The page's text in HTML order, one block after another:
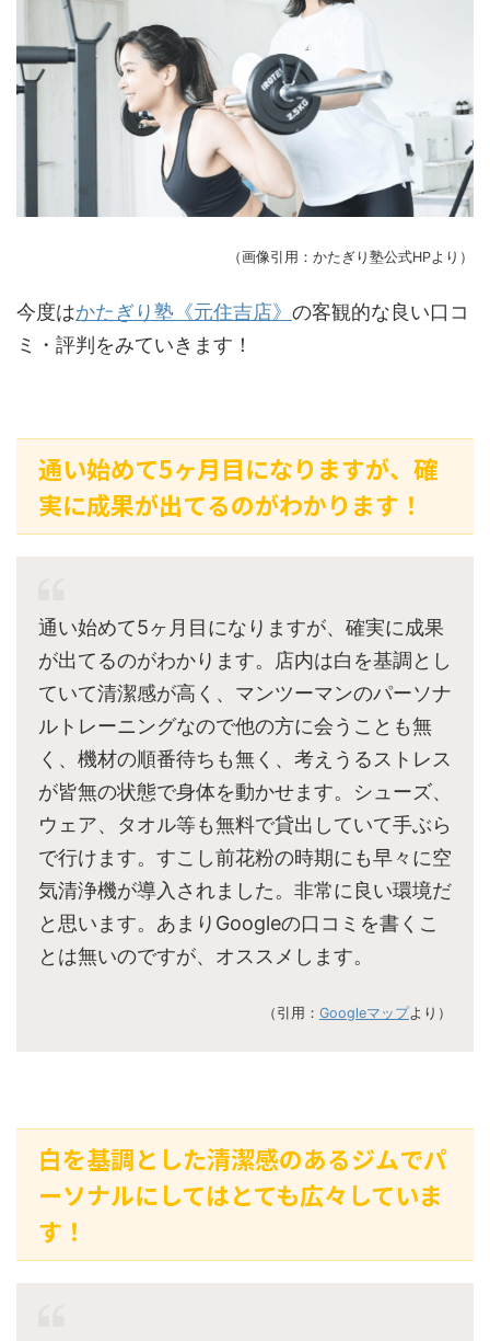
（画像引用：かたぎり塾公式HPより）
今度はかたぎり塾《元住吉店》 の客観的な良い口コ
ミ・評判をみていきます！
通い始めて5ヶ月目になりますが、確
実に成果が出てるのがわかります！
通い始めて5ヶ月目になりますが、確実に成果
が出てるのがわかります。店内は白を基調とし
ていて清潔感が高く、マンツーマンのパーソナ
ルトレーニングなので他の方に会うことも無
く、機材の順番待ちも無く、考えうるストレス
が皆無の状態で身体を動かせます。シューズ、
ウェア、タオル等も無料で貸出していて手ぶら
で行けます。すこし前花粉の時期にも早々に空
気清浄機が導入されました。非常に良い環境だ
と思います。あまりGoogleの口コミを書くこ
とは無いのですが、オススメします。
（引用： Googleマップより）
白を基調とした清潔感のあるジムでパ
ーソナルにしてはとても広々していま
す！